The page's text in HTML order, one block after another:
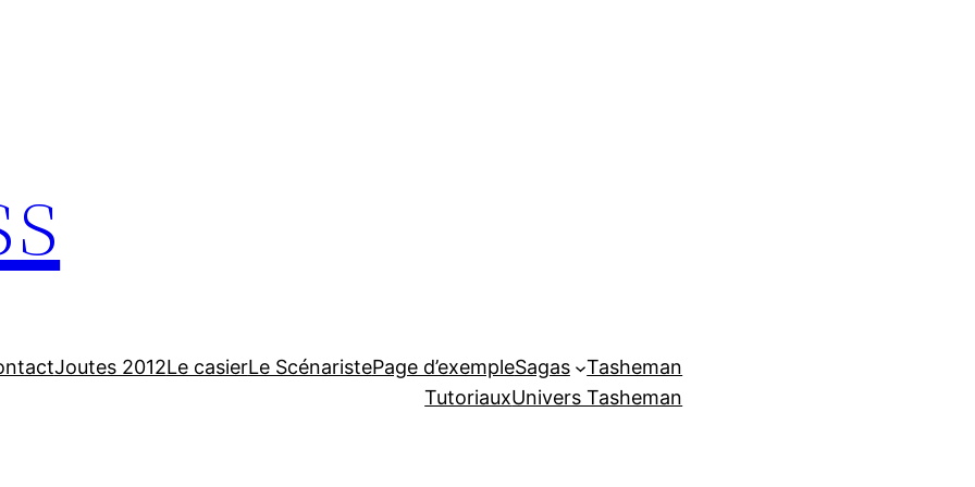
Joutes 2012Le casierLe ScénaristePage d’exempleSagas
Tasheman
TutoriauxUnivers Tasheman